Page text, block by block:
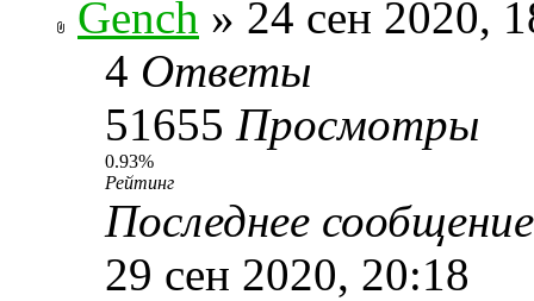
Gench » 24 сен 2020,
4 Ответы
51655 Просмотры
0.93%
Рейтинг
Последнее
29 сен 2020, 20:18